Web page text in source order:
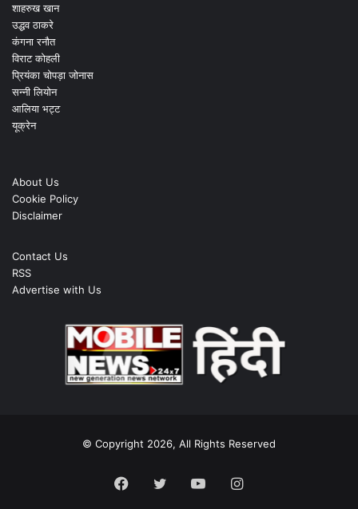
शाहरुख खान
उद्धव ठाकरे
कंगना रनौत
विराट कोहली
प्रियंका चोपड़ा जोनास
सन्नी लियोन
आलिया भट्ट
यूक्रेन
About Us
Cookie Policy
Disclaimer
Contact Us
RSS
Advertise with Us
© Copyright 2026, All Rights Reserved
Facebook
TwitterYouTubeInstagram